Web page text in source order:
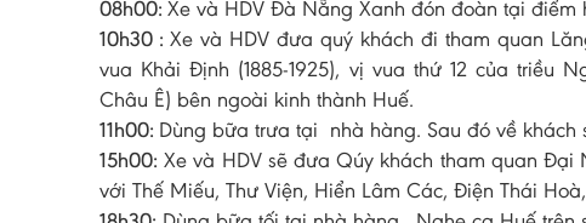
08h00: Xe và HDV Đà Nẵng Xanh đón đoàn tại điểm
10h30 : Xe và HDV đưa quý khách đi tham quan
vua Khải Định (1885-1925), vị vua thứ 12 của triều
Châu Ê) bên ngoài kinh thành Huế.
11h00: Dùng bữa trưa tại nhà hàng. Sau đó về khách
15h00: Xe và HDV sẽ đưa Qúy khách tham quan Đại
với Thế Miếu, Thư Viện, Hiển Lâm Các, Điện Thái